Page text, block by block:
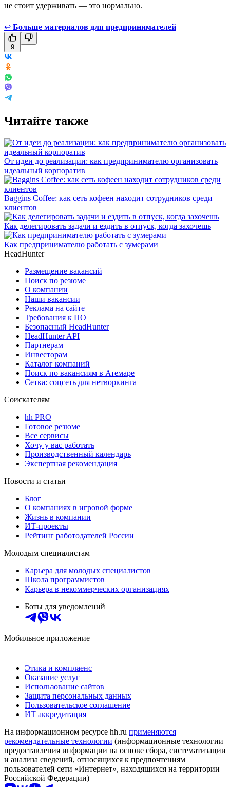
не стоит удерживать — это нормально.
↩ Больше материалов для предпринимателей
9
Читайте также
От идеи до реализации: как предпринимателю организовать
идеальный корпоратив
Baggins Coffee: как сеть кофеен находит сотрудников среди
клиентов
Как делегировать задачи и ездить в отпуск, когда захочешь
Как предпринимателю работать с зумерами
HeadHunter
Размещение вакансий
Поиск по резюме
О компании
Наши вакансии
Реклама на сайте
Требования к ПО
Безопасный HeadHunter
HeadHunter API
Партнерам
Инвесторам
Каталог компаний
Поиск по вакансиям в Атемаре
Сетка: соцсеть для нетворкинга
Соискателям
hh PRO
Готовое резюме
Все сервисы
Хочу у вас работать
Производственный календарь
Экспертная рекомендация
Новости и статьи
Блог
О компаниях в игровой форме
Жизнь в компании
ИТ-проекты
Рейтинг работодателей России
Молодым специалистам
Карьера для молодых специалистов
Школа программистов
Карьера в некоммерческих организациях
Боты для уведомлений
Мобильное приложение
Этика и комплаенс
Оказание услуг
Использование сайтов
Защита персональных данных
Пользовательское соглашение
ИТ аккредитация
На информационном ресурсе hh.ru применяются
рекомендательные технологии (информационные технологии
предоставления информации на основе сбора, систематизации
и анализа сведений, относящихся к предпочтениям
пользователей сети «Интернет», находящихся на территории
Российской Федерации)